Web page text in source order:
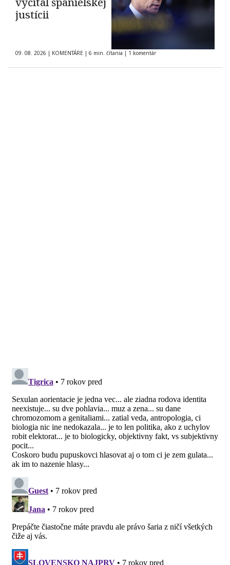
justícii
09. 08. 2026 | KOMENTÁRE | 6 min. čítania | 1 komentár